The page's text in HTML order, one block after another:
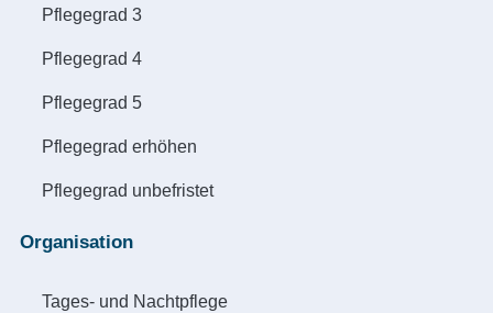
Pflegegrad 3
Pflegegrad 4
Pflegegrad 5
Pflegegrad erhöhen
Pflegegrad unbefristet
Organisation
Tages- und Nachtpflege